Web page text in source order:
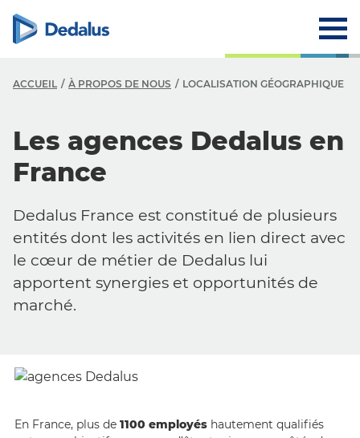
ACCUEIL À PROPOS DE NOUS LOCALISATION GÉOGRAPHIQUE
Les agences Dedalus en
France
Dedalus France est constitué de plusieurs
entités dont les activités en lien direct avec
le cœur de métier de Dedalus lui
apportent synergies et opportunités de
marché.
En France, plus de 1100 employés hautement qualifiés